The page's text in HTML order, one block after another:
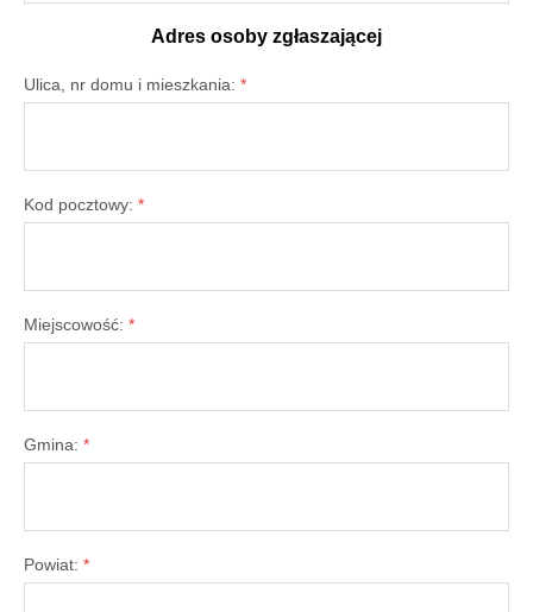
Adres osoby zgłaszającej
Ulica, nr domu i mieszkania: *
Kod pocztowy: *
Miejscowość: *
Gmina: *
Powiat: *